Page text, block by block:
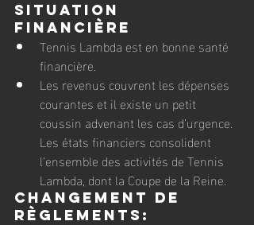
Situation
financière
Tennis Lambda est en bonne santé
financière.
Les revenus couvrent les dépenses
courantes et il existe un petit
coussin advenant les cas d’urgence.
Les états financiers consolident
l’ensemble des activités de Tennis
Lambda, dont la Coupe de la Reine.
Changement de
règlements: